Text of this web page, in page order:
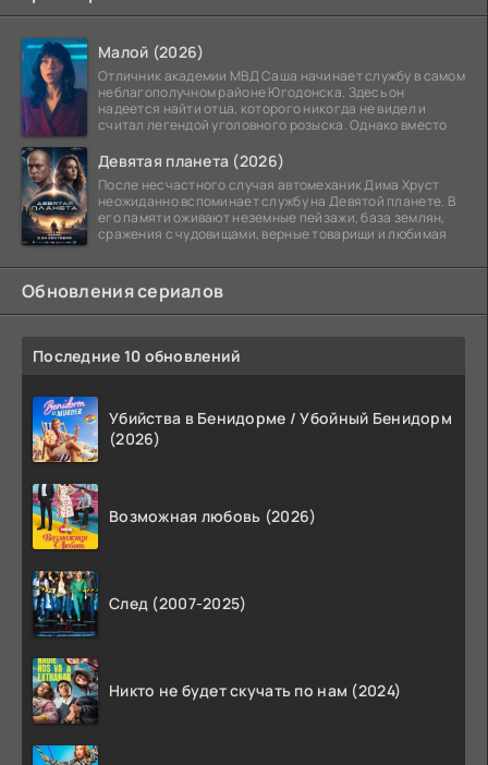
Малой (2026)
Отличник академии МВД Саша начинает службу в самом
неблагополучном районе Югодонска. Здесь он
надеется найти отца, которого никогда не видел и
считал легендой уголовного розыска. Однако вместо
Девятая планета (2026)
После несчастного случая автомеханик Дима Хруст
неожиданно вспоминает службу на Девятой планете. В
его памяти оживают неземные пейзажи, база землян,
сражения с чудовищами, верные товарищи и любимая
Обновления сериалов
Последние 10 обновлений
Убийства в Бенидорме / Убойный Бенидорм
(2026)
Возможная любовь (2026)
След (2007-2025)
Никто не будет скучать по нам (2024)